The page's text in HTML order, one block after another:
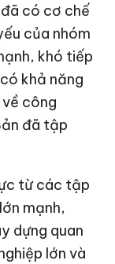
đã có cơ chế
của nhóm
khó tiếp
khả năng
công
đã tập
từ các tập
mạnh,
dựng quan
lớn và